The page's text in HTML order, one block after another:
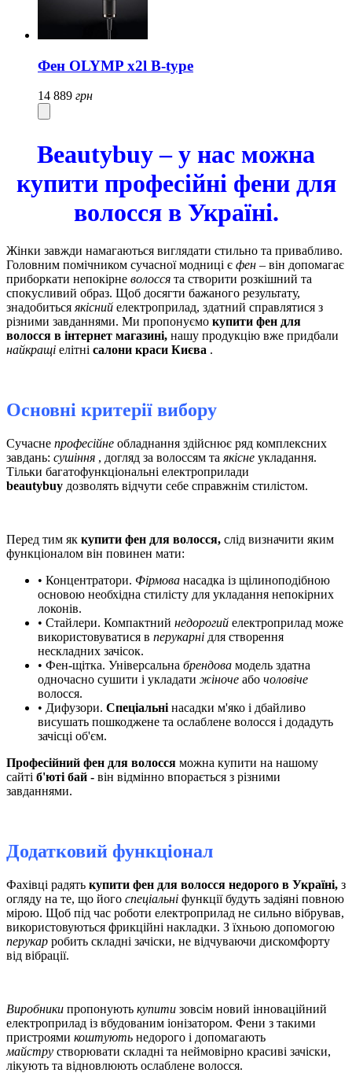
Фен OLYMP x2l B-type
14 889 грн
Beautybuy – у нас можна
купити професійні фени для
волосся в Україні.
Жінки завжди намагаються виглядати стильно та привабливо.
Головним помічником сучасної модниці є фен – він допомагає
приборкати непокірне волосся та створити розкішний та
спокусливий образ. Щоб досягти бажаного результату,
знадобиться якісний електроприлад, здатний справлятися з
різними завданнями. Ми пропонуємо купити фен для
волосся в інтернет магазині, нашу продукцію вже придбали
найкращі елітні салони краси Києва .
Основні критерії вибору
Сучасне професійне обладнання здійснює ряд комплексних
завдань: сушіння , догляд за волоссям та якісне укладання.
Тільки багатофункціональні електроприлади
beautybuy дозволять відчути себе справжнім стилістом.
Перед тим як купити фен для волосся, слід визначити яким
функціоналом він повинен мати:
• Концентратори. Фірмова насадка із щілиноподібною
основою необхідна стилісту для укладання непокірних
локонів.
• Стайлери. Компактний недорогий електроприлад може
використовуватися в перукарні для створення
нескладних зачісок.
• Фен-щітка. Універсальна брендова модель здатна
одночасно сушити і укладати жіноче або чоловіче
волосся.
• Дифузори. Спеціальні насадки м'яко і дбайливо
висушать пошкоджене та ослаблене волосся і додадуть
зачісці об'єм.
Професійний фен для волосся можна купити на нашому
сайті б'юті бай - він відмінно впорається з різними
завданнями.
Додатковий функціонал
Фахівці радять купити фен для волосся недорого в Україні, з
огляду на те, що його спеціальні функції будуть задіяні повною
мірою. Щоб під час роботи електроприлад не сильно вібрував,
використовуються фрикційні накладки. З їхньою допомогою
перукар робить складні зачіски, не відчуваючи дискомфорту
від вібрації.
Виробники пропонують купити зовсім новий інноваційний
електроприлад із вбудованим іонізатором. Фени з такими
пристроями коштують недорого і допомагають
майстру створювати складні та неймовірно красиві зачіски,
лікують та відновлюють ослаблене волосся.